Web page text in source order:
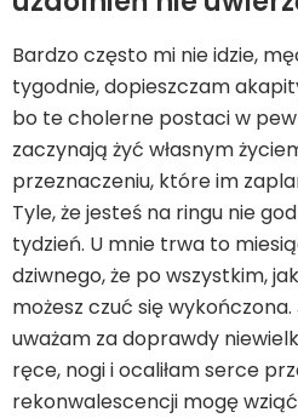
Bardzo często mi nie idzie,
tygodnie, dopieszczam
bo te cholerne postaci w
zaczynają żyć własnym
przeznaczeniu, które im
Tyle, że jesteś na ringu nie
tydzień. U mnie trwa to
dziwnego, że po wszystkim,
możesz czuć się
uważam za doprawdy
ręce, nogi i ocaliłam serce
rekonwalescencji mogę